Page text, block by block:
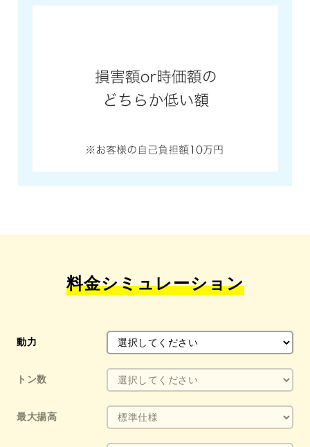
料金シミュレーション
動力
トン数
最大揚高